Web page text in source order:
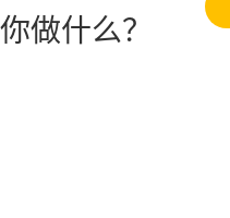
做什么？